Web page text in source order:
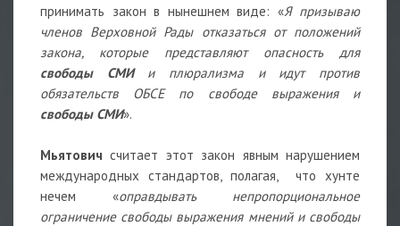
принимать закон в нынешнем виде: «Я призываю
членов Верховной Рады отказаться от положений
закона, которые представляют опасность для
свободы СМИи плюрализма и идут против
обязательств ОБСЕ по свободе выражения и
свободы СМИ».
Мьятович считает этот закон явным нарушением
международных стандартов, полагая, что хунте
нечем «оправдывать непропорциональное
ограничение свободы выражения мнений и свободы